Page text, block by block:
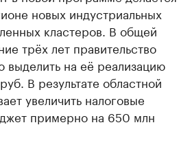
новых индустриальных
кластеров. В общей
трёх лет правительство
выделить на её реализацию
В результате областной
увеличить налоговые
примерно на 650 млн